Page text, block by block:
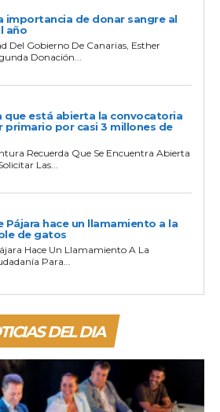
importancia de donar sangre al
año
Del Gobierno De Canarias, Esther
Donación...
que está abierta la convocatoria
primario por casi 3 millones de
Recuerda Que Se Encuentra Abierta
Las...
Pájara hace un llamamiento a la
de gatos
Hace Un Llamamiento A La
Para...
DEL DIA